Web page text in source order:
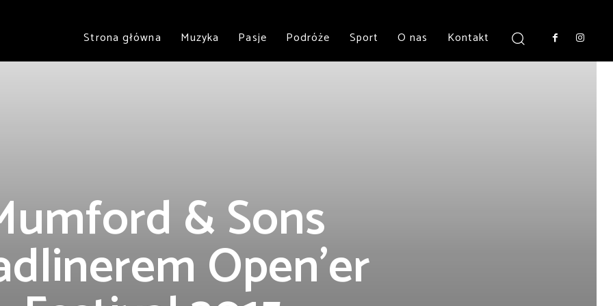
Strona główna Muzyka Pasje Podróże Sport O nas Kontakt
& Sons
Open’er